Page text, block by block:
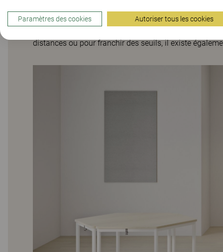
l’acoustique de la pièce. ORIGO peut être
pied, qui permettent de déplacer facilement les
également possible d’ajouter des connecteurs. Pour
distances ou pour franchir des seuils, il existe
Paramètres des cookies Autoriser tous les cookies